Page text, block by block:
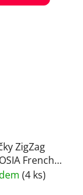
ZigZag
French
boost
(4 ks)